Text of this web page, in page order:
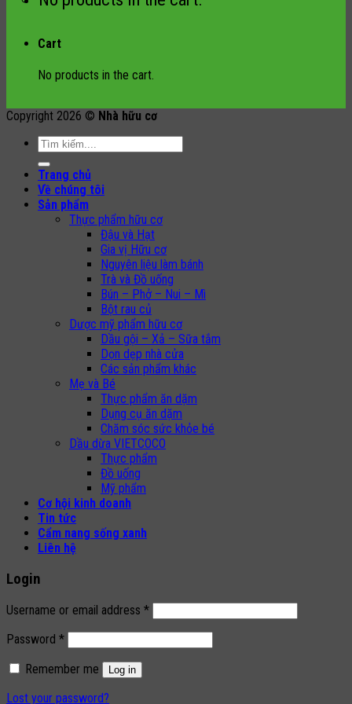
Cart
No products in the cart.
Copyright 2026 © Nhà hữu cơ
Search
Trang chủ
Về chúng tôi
Sản phẩm
Thực phẩm hữu cơ
Đậu và Hạt
Gia vị Hữu cơ
Nguyên liệu làm bánh
Trà và Đồ uống
Bún – Phở – Nui – Mì
Bột rau củ
Dược mỹ phẩm hữu cơ
Dầu gội – Xả – Sữa tắm
Dọn dẹp nhà cửa
Các sản phẩm khác
Mẹ và Bé
Thực phẩm ăn dặm
Dụng cụ ăn dặm
Chăm sóc sức khỏe bé
Dầu dừa VIETCOCO
Thực phẩm
Đồ uống
Mỹ phẩm
Cơ hội kinh doanh
Tin tức
Cẩm nang sống xanh
Liên hệ
Login
Username or email address *
Password *
Remember me
Log in
Lost your password?